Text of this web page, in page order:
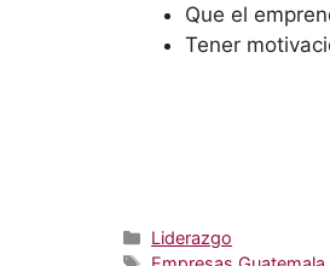
Que el
Tener
Categorías
Liderazgo
Etiquetas